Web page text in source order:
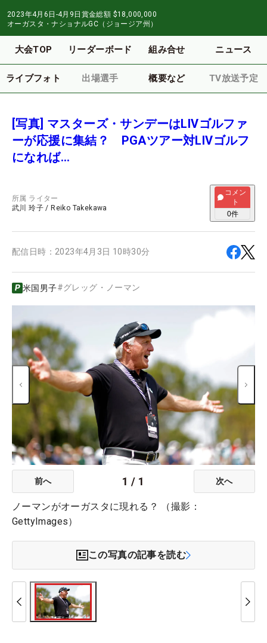
2023年4月6日-4月9日 賞金総額 $18,000,000
オーガスタ・ナショナルGC（ジョージア州）
大会TOP リーダーボード 組み合せ ニュース
ライブフォト 出場選手 概要など TV放送予定
[写真] マスターズ・サンデーはLIVゴルファ
ーが応援に集結？ PGAツアー対LIVゴルフ
になれば…
所属 ライター
武川 玲子 / Reiko Takekawa
コメン
ト
0件
配信日時： 2023年4月3日 10時30分
米国男子#グレッグ・ノーマン
前へ 1 / 1 次へ
ノーマンがオーガスタに現れる？ （撮影：
GettyImages）
この写真の記事を読む